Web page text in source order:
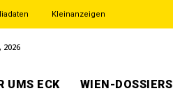
Kleinanzeigen
2026
UMS ECK WIEN-DOSSIERS